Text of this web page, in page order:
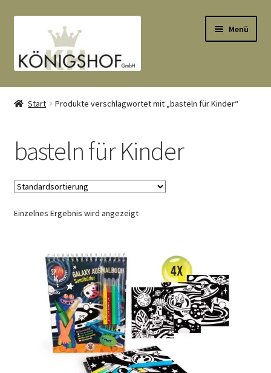
Navigation
springen
springen
Menü
Start
Anlässe
Datenauszug
Datenschutzbelehrung
Impressum
KÖNIGSHOF-Lädeli
Start Produkte verschlagwortet mit „basteln für Kinder“
basteln für Kinder
Einzelnes Ergebnis wird angezeigt